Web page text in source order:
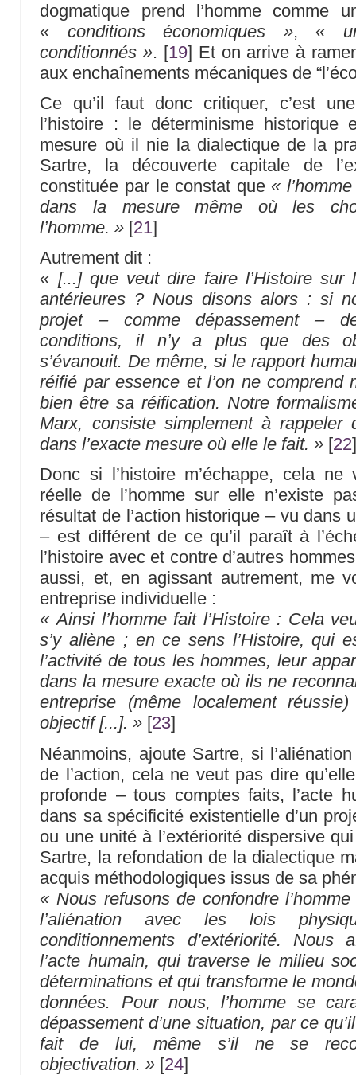
dogmatique prend l’homme comme
« conditions économiques », «
conditionnés ». [19] Et on arrive à
aux enchaînements mécaniques de
Ce qu’il faut donc critiquer, c’est
l’histoire : le déterminisme historique
mesure où il nie la dialectique de la
Sartre, la découverte capitale de
constituée par le constat que «
dans la mesure même où les
l’homme. » [21]
Autrement dit :
« [...] que veut dire faire l’Histoire sur
antérieures ? Nous disons alors : si
projet – comme dépassement –
conditions, il n’y a plus que des
s’évanouit. De même, si le rapport
réifié par essence et l’on ne comprend
bien être sa réification. Notre
Marx, consiste simplement à rappeler
dans l’exacte mesure où elle le fait. » [22
Donc si l’histoire m’échappe, cela
réelle de l’homme sur elle n’existe
résultat de l’action historique – vu dans
– est différent de ce qu’il paraît à
l’histoire avec et contre d’autres
aussi, et, en agissant autrement, me
entreprise individuelle :
« Ainsi l’homme fait l’Histoire : Cela
s’y aliène ; en ce sens l’Histoire, qui
l’activité de tous les hommes, leur
dans la mesure exacte où ils ne
entreprise (même localement
objectif [...]. » [23]
Néanmoins, ajoute Sartre, si
de l’action, cela ne veut pas dire
profonde – tous comptes faits, l’acte
dans sa spécificité existentielle d’un
ou une unité à l’extériorité dispersive
Sartre, la refondation de la dialectique
acquis méthodologiques issus de sa
« Nous refusons de confondre
l’aliénation avec les lois
conditionnements d’extériorité. Nous
l’acte humain, qui traverse le milieu
déterminations et qui transforme le
données. Pour nous, l’homme se
dépassement d’une situation, par ce
fait de lui, même s’il ne se
objectivation. » [24]